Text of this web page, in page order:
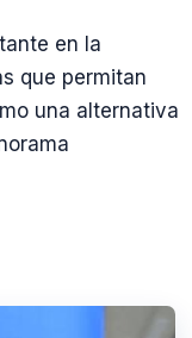
en la
que permitan
una alternativa